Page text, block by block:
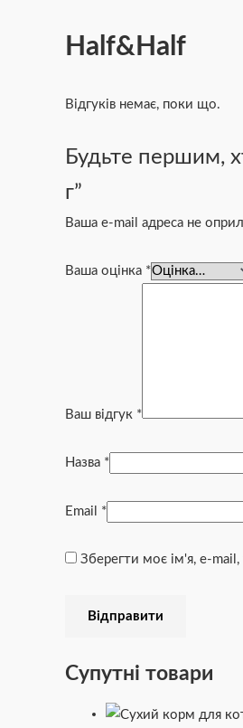
Half&Half
Відгуків немає, поки що.
Будьте першим,
г”
Ваша e-mail адреса не
Ваша оцінка *
Ваш відгук *
Назва *
Email *
Зберегти моє ім'я, e-
Супутні товари